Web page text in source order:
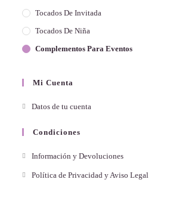
Tocados De Invitada
Tocados De Niña
Complementos Para Eventos
Mi Cuenta
Datos de tu cuenta
Condiciones
Información y Devoluciones
Política de Privacidad y Aviso Legal